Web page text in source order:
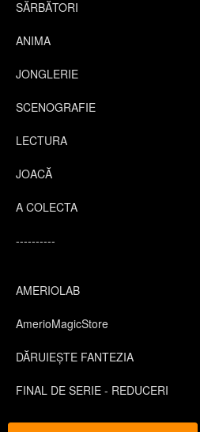
SĂRBĂTORI
ANIMA
JONGLERIE
SCENOGRAFIE
LECTURA
JOACĂ
A COLECTA
----------
AMERIOLAB
AmerioMagicStore
DĂRUIEȘTE FANTEZIA
FINAL DE SERIE - REDUCERI